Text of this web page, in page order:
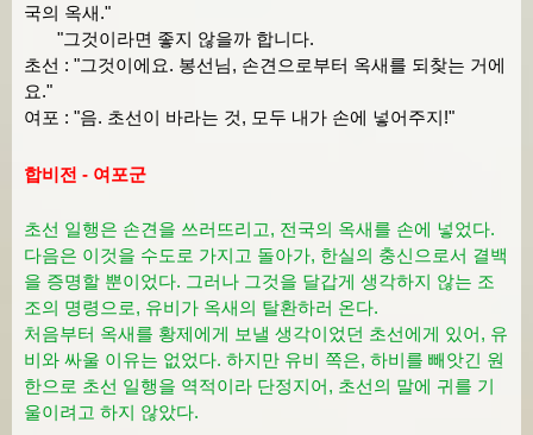
국의 옥새."
"그것이라면 좋지 않을까 합니다.
초선 : "그것이에요. 봉선님, 손견으로부터 옥새를 되찾는 거에
요."
여포 : "음. 초선이 바라는 것, 모두 내가 손에 넣어주지!"
합비전 - 여포군
초선 일행은 손견을 쓰러뜨리고, 전국의 옥새를 손에 넣었다.
다음은 이것을 수도로 가지고 돌아가, 한실의 충신으로서 결백
을 증명할 뿐이었다. 그러나 그것을 달갑게 생각하지 않는 조
조의 명령으로, 유비가 옥새의 탈환하러 온다.
처음부터 옥새를 황제에게 보낼 생각이었던 초선에게 있어, 유
비와 싸울 이유는 없었다. 하지만 유비 쪽은, 하비를 빼앗긴 원
한으로 초선 일행을 역적이라 단정지어, 초선의 말에 귀를 기
울이려고 하지 않았다.